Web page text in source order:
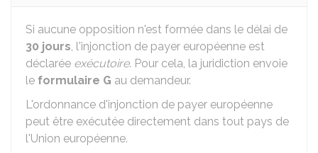
Si aucune opposition n'est formée dans le délai de
30 jours, l'injonction de payer européenne est
déclarée exécutoire. Pour cela, la juridiction envoie
le formulaire G au demandeur.
L'ordonnance d'injonction de payer européenne
peut être exécutée directement dans tout pays de
l'Union européenne.